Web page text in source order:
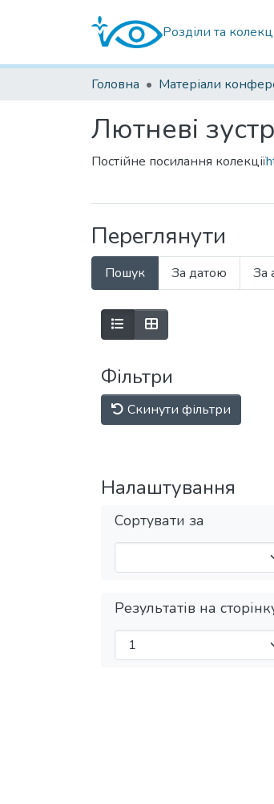
Розділи та
Головна Матеріали
Лютневі
Постійне посилання колекції
Переглянути
Пошук За датою За
Фільтри
Скинути фільтри
Налаштування
Сортувати за
Результатів на